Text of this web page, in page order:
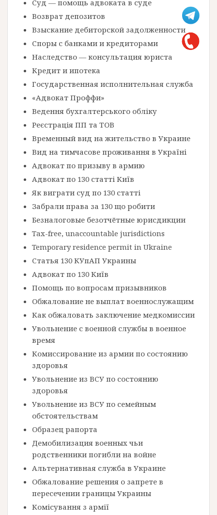
Суд — помощь адвоката в суде
Возврат депозитов
Взыскание дебиторской задолженности
Споры с банками и кредиторами
Наследство — консультация юриста
Кредит и ипотека
Государственная исполнительная служба
«Адвокат Проффи»
Ведення бухгалтерського обліку
Реєстрація ПП та ТОВ
Временный вид на жительство в Украине
Вид на тимчасове проживання в Україні
Адвокат по призыву в армию
Адвокат по 130 статті Київ
Як виграти суд по 130 статті
Забрали права за 130 що робити
Безналоговые безотчётные юрисдикции
Tax-free, unaccountable jurisdictions
Temporary residence permit in Ukraine
Статья 130 КУпАП Украины
Адвокат по 130 Київ
Помощь по вопросам призывников
Обжалование не выплат военнослужащим
Как обжаловать заключение медкомиссии
Увольнение с военной службы в военное
время
Комиссирование из армии по состоянию
здоровья
Увольнение из ВСУ по состоянию
здоровья
Увольнение из ВСУ по семейным
обстоятельствам
Образец рапорта
Демобилизация военных чьи
родственники погибли на войне
Альтернативная служба в Украине
Обжалование решения о запрете в
пересечении границы Украины
Комісування з армії